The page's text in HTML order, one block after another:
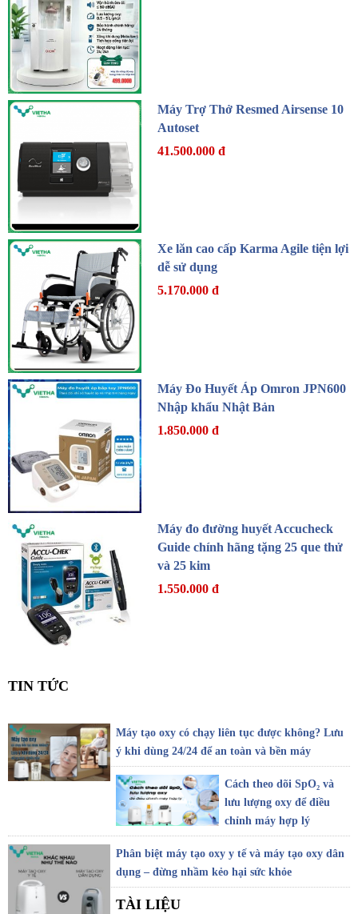
Máy Trợ Thở Resmed Airsense 10
Autoset
41.500.000 đ
Xe lăn cao cấp Karma Agile tiện lợi
dễ sử dụng
5.170.000 đ
Máy Đo Huyết Áp Omron JPN600
Nhập khẩu Nhật Bản
1.850.000 đ
Máy đo đường huyết Accucheck
Guide chính hãng tặng 25 que thử
và 25 kim
1.550.000 đ
TIN TỨC
Máy tạo oxy có chạy liên tục được không? Lưu
ý khi dùng 24/24 để an toàn và bền máy
Cách theo dõi SpO₂ và
lưu lượng oxy để điều
chỉnh máy hợp lý
Phân biệt máy tạo oxy y tế và máy tạo oxy dân
dụng – đừng nhầm kẻo hại sức khỏe
TÀI LIỆU